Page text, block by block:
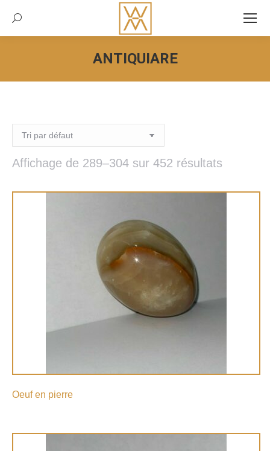
Recherche:
ANTIQUIARE
Vous êtes ici :
Affichage de 289–304 sur 452 résultats
Oeuf en pierre